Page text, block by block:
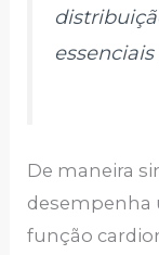
De maneira
desempenha
função